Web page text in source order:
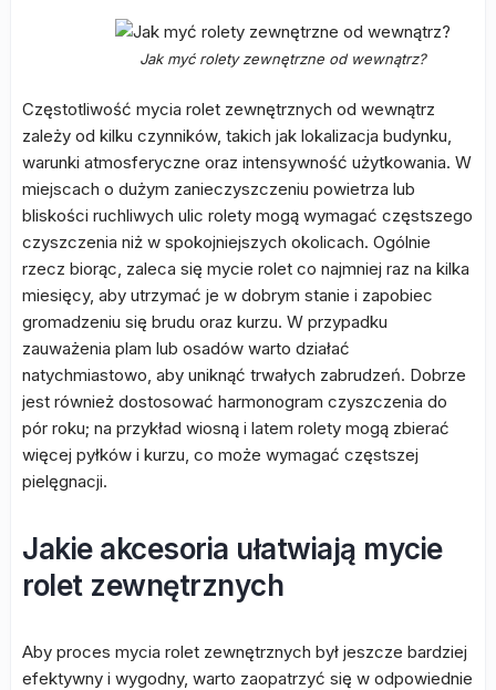
Jak myć rolety zewnętrzne od wewnątrz?
Częstotliwość mycia rolet zewnętrznych od wewnątrz
zależy od kilku czynników, takich jak lokalizacja budynku,
warunki atmosferyczne oraz intensywność użytkowania. W
miejscach o dużym zanieczyszczeniu powietrza lub
bliskości ruchliwych ulic rolety mogą wymagać częstszego
czyszczenia niż w spokojniejszych okolicach. Ogólnie
rzecz biorąc, zaleca się mycie rolet co najmniej raz na kilka
miesięcy, aby utrzymać je w dobrym stanie i zapobiec
gromadzeniu się brudu oraz kurzu. W przypadku
zauważenia plam lub osadów warto działać
natychmiastowo, aby uniknąć trwałych zabrudzeń. Dobrze
jest również dostosować harmonogram czyszczenia do
pór roku; na przykład wiosną i latem rolety mogą zbierać
więcej pyłków i kurzu, co może wymagać częstszej
pielęgnacji.
Jakie akcesoria ułatwiają mycie
rolet zewnętrznych
Aby proces mycia rolet zewnętrznych był jeszcze bardziej
efektywny i wygodny, warto zaopatrzyć się w odpowiednie